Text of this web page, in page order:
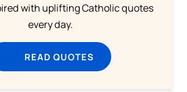
with uplifting Catholic quotes
every day.
READ QUOTES